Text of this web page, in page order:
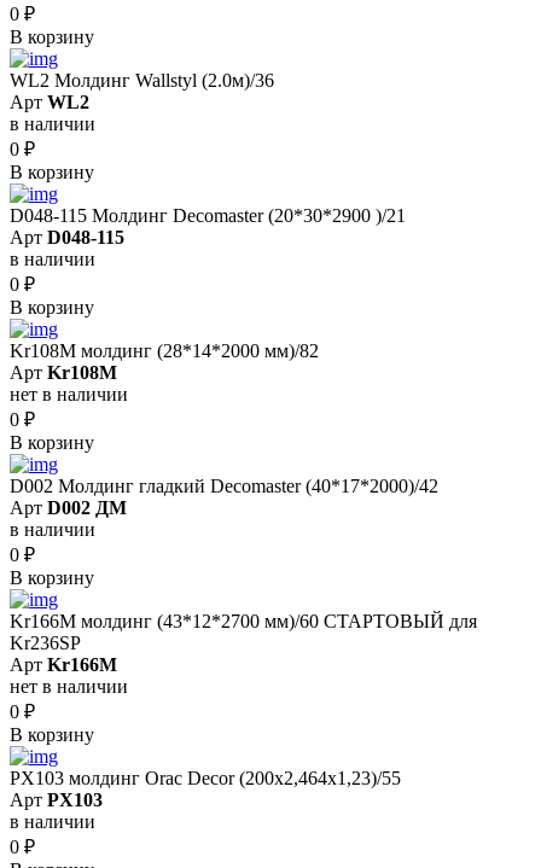
0 ₽
В корзину
WL2 Молдинг Wallstyl (2.0м)/36
Арт WL2
в наличии
0 ₽
В корзину
D048-115 Молдинг Decomaster (20*30*2900 )/21
Арт D048-115
в наличии
0 ₽
В корзину
Kr108M молдинг (28*14*2000 мм)/82
Арт Kr108M
нет в наличии
0 ₽
В корзину
D002 Молдинг гладкий Decomaster (40*17*2000)/42
Арт D002 ДМ
в наличии
0 ₽
В корзину
Kr166M молдинг (43*12*2700 мм)/60 СТАРТОВЫЙ для
Kr236SP
Арт Kr166M
нет в наличии
0 ₽
В корзину
PX103 молдинг Orac Decor (200x2,464x1,23)/55
Арт PX103
в наличии
0 ₽